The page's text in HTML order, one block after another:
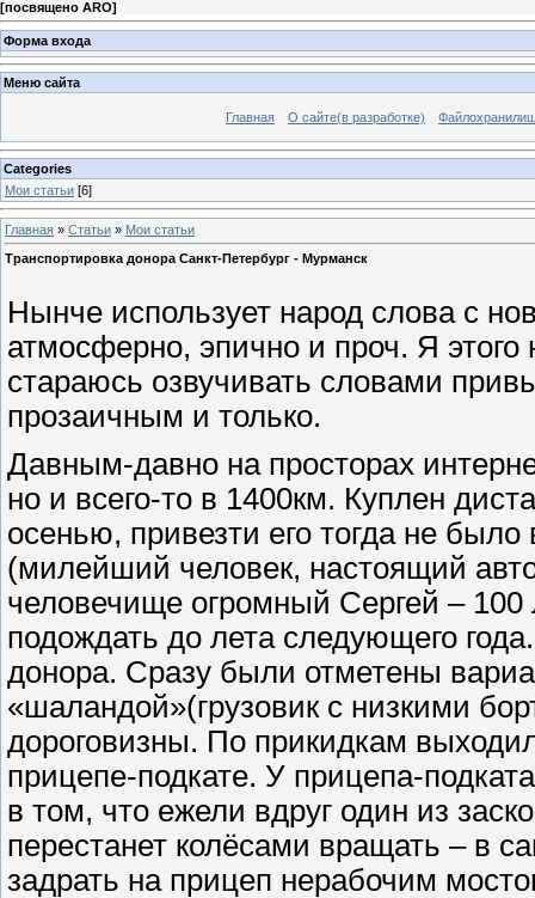
[посвящено ARO]
Форма входа
Меню сайта
Главная О сайте(в разработке)
Categories
Мои статьи [6]
Главная » Статьи » Мои статьи
Транспортировка донора Санкт-Петербург - Мурманск
Нынче использует народ слова с
атмосферно, эпично и проч. Я
стараюсь озвучивать словами
прозаичным и только.
Давным-давно на просторах
но и всего-то в 1400км. Куплен
осенью, привезти его тогда не
(милейший человек, настоящий
человечище огромный Сергей – 100
подождать до лета следующего
донора. Сразу были отметены
«шаландой»(грузовик с низкими
дороговизны. По прикидкам
прицепе-подкате. У прицепа-
в том, что ежели вдруг один из
перестанет колёсами вращать – в
задрать на прицеп нерабочим